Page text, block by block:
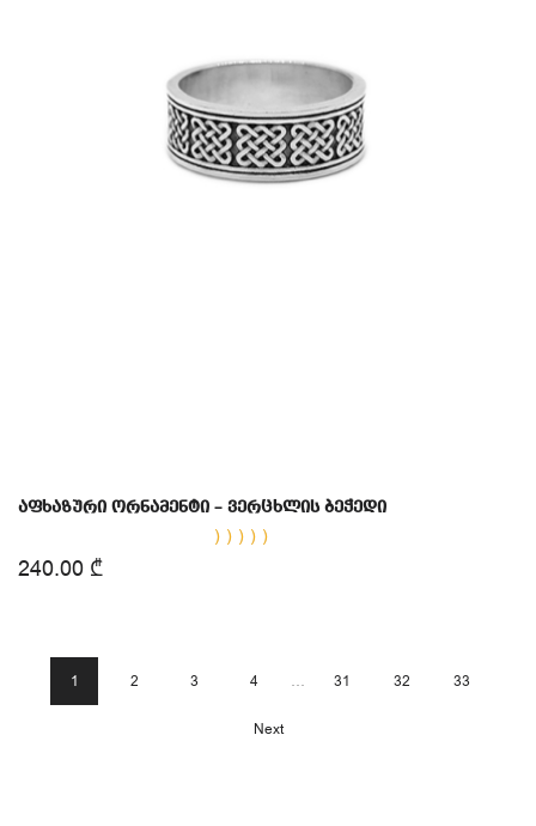
აფხაზური ორნამენტი – ვერცხლის ბეჭედი
240.00 ₾
1 2 3 4 … 31 32 33
Next